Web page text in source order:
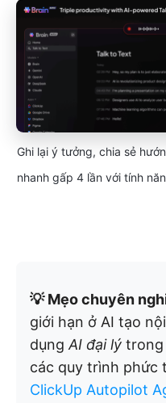
Ghi lại ý tưởng, chia sẻ
nhanh gấp 4 lần với tính
💡 Mẹo chuyên
giới hạn ở AI tạo
dụngAI đại lý trong
các quy trình phức
ClickUp Autopilot